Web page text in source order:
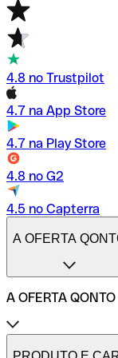
4.8 no Trustpilot
4.7 na App Store
4.7 na Play Store
4.8 no G2
4.5 no Capterra
A OFERTA
A OFERTA QONTO
Tarifas